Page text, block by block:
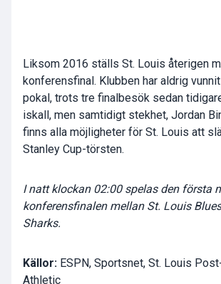
Liksom 2016 ställs St. Louis återigen
konferensfinal. Klubben har aldrig
pokal, trots tre finalbesök sedan
iskall, men samtidigt stekhet, Jordan
finns alla möjligheter för St. Louis att
Stanley Cup-törsten.
I natt klockan 02:00 spelas den första
konferensfinalen mellan St. Louis
Sharks.
Källor: ESPN, Sportsnet, St. Louis
Athletic